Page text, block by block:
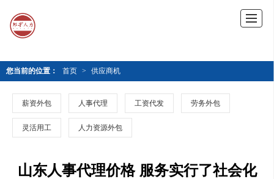
您当前的位置： 首页 > 供应商机
薪资外包 人事代理 工资代发 劳务外包
灵活用工 人力资源外包
山东人事代理价格 服务实行了社会化